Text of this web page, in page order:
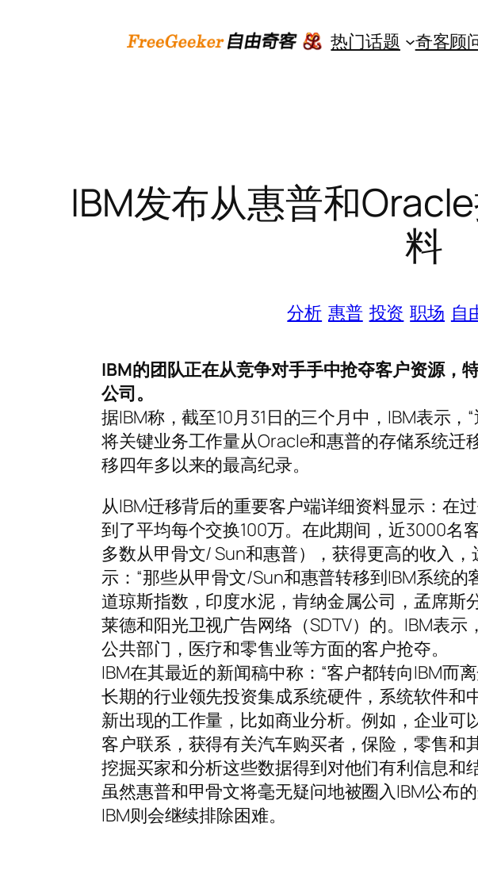
热门话题 奇客顾
IBM发布从惠普和
料
分析 惠普 投资 职场 自
IBM的团队正在从竞争对手手中抢夺客户资源，
公司。
据IBM称，截至10月31日的三个月中，IBM表示
将关键业务工作量从Oracle和惠普的存储系统迁
移四年多以来的最高纪录。
从IBM迁移背后的重要客户端详细资料显示：在
到了平均每个交换100万。在此期间，近3000名
多数从甲骨文/ Sun和惠普），获得更高的收入
示：“那些从甲骨文/Sun和惠普转移到IBM系统的
道琼斯指数，印度水泥，肯纳金属公司，孟席斯
莱德和阳光卫视广告网络（SDTV）的。IBM表示
公共部门，医疗和零售业等方面的客户抢夺。
IBM在其最近的新闻稿中称：“客户都转向IBM而
长期的行业领先投资集成系统硬件，系统软件和
新出现的工作量，比如商业分析。例如，企业可
客户联系，获得有关汽车购买者，保险，零售和
挖掘买家和分析这些数据得到对他们有利信息和
虽然惠普和甲骨文将毫无疑问地被圈入IBM公布
IBM则会继续排除困难。